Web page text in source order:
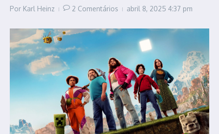
Por Karl Heinz 2 Comentários abril 8, 2025 4:37 pm